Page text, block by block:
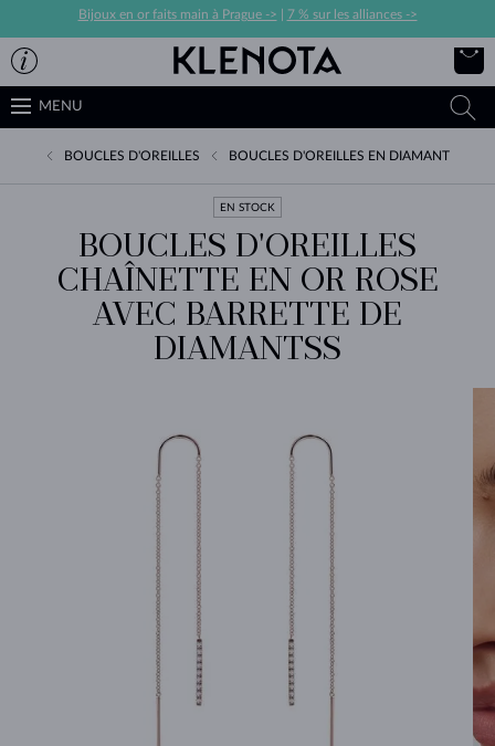
Bijoux en or faits main à Prague -> 7 % sur les alliances ->
MENU
BOUCLES D'OREILLES BOUCLES D'OREILLES EN DIAMANT
EN STOCK
BOUCLES D'OREILLES
CHAÎNETTE EN OR ROSE
AVEC BARRETTE DE
DIAMANTSS